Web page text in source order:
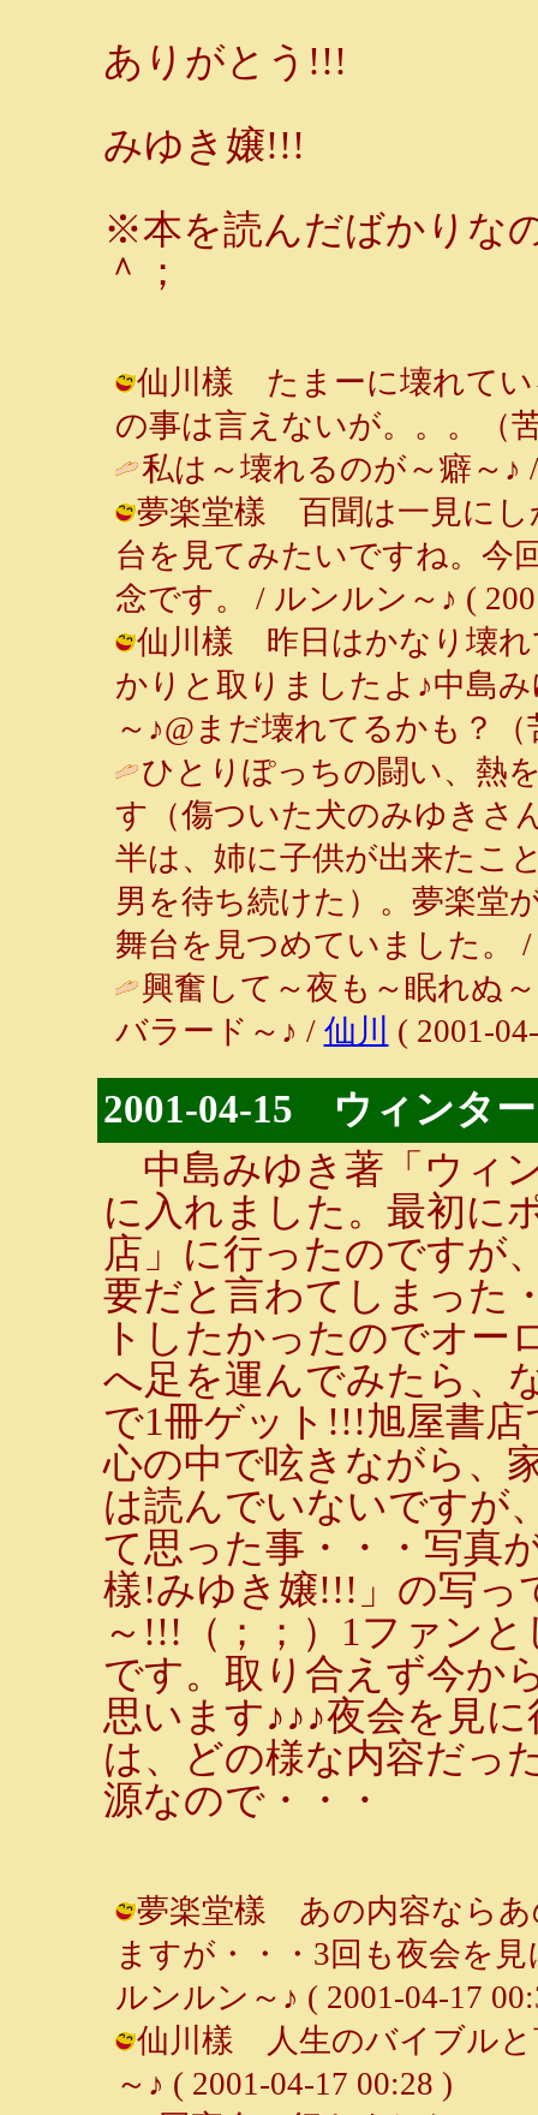
ありがとう!!!
みゆき嬢!!!
※本を読んだばかりな
＾；
仙川樣 たまーに壊れてい
の事は言えないが。。。（
私は～壊れるのが～癖～♪
夢楽堂樣 百聞は一見にし
台を見てみたいですね。今
念です。 / ルンルン～♪ (
仙川樣 昨日はかなり壊れ
かりと取りましたよ♪中島
～♪@まだ壊れてるかも？（
ひとりぽっちの闘い、熱
す（傷ついた犬のみゆきさ
半は、姉に子供が出来たこ
男を待ち続けた）。夢楽堂
舞台を見つめていました。
興奮して～夜も～眠れぬ
バラード～♪ / 仙川 ( 2001-
2001-04-15 ウィンタ
中島みゆき著「ウィ
に入れました。最初に
店」に行ったのですが
要だと言わてしまった
トしたかったのでオー
へ足を運んでみたら、
で1冊ゲット!!!旭屋書
心の中で呟きながら、
は読んでいないですが
て思った事・・・写真
樣!みゆき嬢!!!」の写っ
～!!!（；；）1ファン
です。取り合えず今か
思います♪♪♪夜会を見
は、どの様な内容だっ
源なので・・・
夢楽堂樣 あの内容ならあ
ますが・・・3回も夜会を
ルンルン～♪ ( 2001-04-17
仙川樣 人生のバイブルと
～♪ ( 2001-04-17 00:28 )